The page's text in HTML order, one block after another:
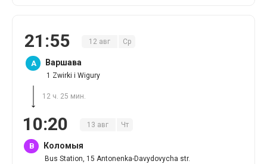
21 :55 12 авг Ср
A Варшава
1 Zwirki i Wigury
12 ч. 25 мин.
10:20 13 авг Чт
B Коломыя
Bus Station, 15 Antonenka-Davydovycha str.